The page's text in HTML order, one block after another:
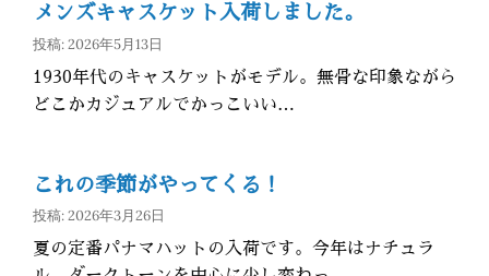
メンズキャスケット入荷しました。
投稿: 2026年5月13日
1930年代のキャスケットがモデル。無骨な印象ながら
どこかカジュアルでかっこいい…
これの季節がやってくる！
投稿: 2026年3月26日
夏の定番パナマハットの入荷です。今年はナチュラ